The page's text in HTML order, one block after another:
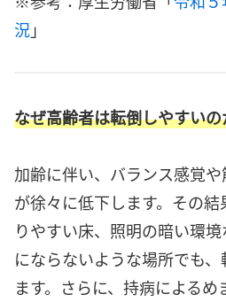
況」
なぜ高齢者は転倒しやすい
加齢に伴い、バランス感覚
が徐々に低下します。その
りやすい床、照明の暗い環
にならないような場所でも
ます。さらに、持病による